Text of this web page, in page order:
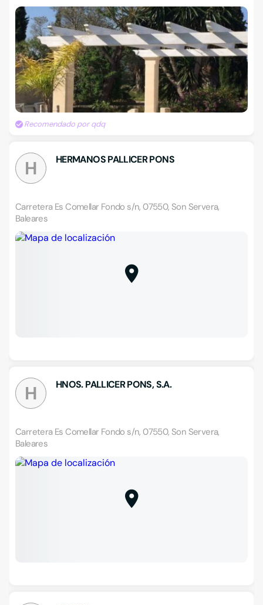
Recomendado por qdq
H HERMANOS PALLICER PONS
Carretera Es Comellar Fondo s/n, 07550, Son Servera,
Baleares
H HNOS. PALLICER PONS, S.A.
Carretera Es Comellar Fondo s/n, 07550, Son Servera,
Baleares